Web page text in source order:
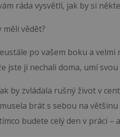
ráda vysvětlí, jak by si
měli vědět?
po vašem boku a
jste ji nechali doma, umí
by zvládala rušný život v
brát s sebou na
budete celý den v práci